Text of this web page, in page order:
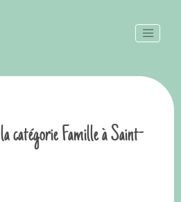
catégorie Famille à Saint-